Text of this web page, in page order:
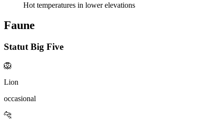
Hot temperatures in lower elevations
Faune
Statut Big Five
🦁
Lion
occasional
🐆